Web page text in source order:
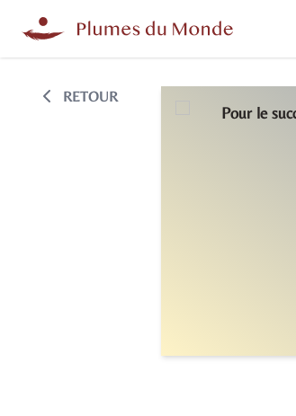
RETOUR